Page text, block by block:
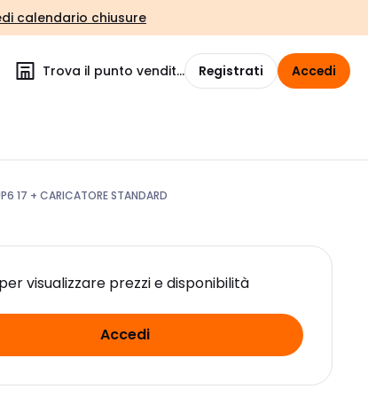
calendario chiusure
Trova il punto vendita Registrati Accedi
17 + CARICATORE STANDARD
visualizzare prezzi e disponibilità
Accedi